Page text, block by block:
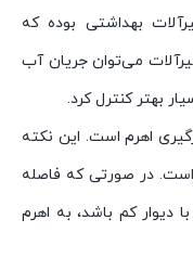
بهداشتی بوده که
می‌توان جریان آب
بهتر کنترل کرد.
اهرم است. این نکته
در صورتی که فاصله
کم باشد، به اهرم